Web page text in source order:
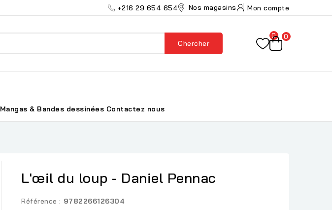
+216 29 654 654 Nos magasins Mon compte
Chercher
0 0
Mangas & Bandes dessinées Contactez nous
L'œil du loup - Daniel Pennac
Référence : 9782266126304